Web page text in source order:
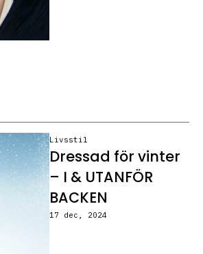
Livsstil
Dressad för vinter
– I & UTANFÖR
BACKEN
17 dec, 2024